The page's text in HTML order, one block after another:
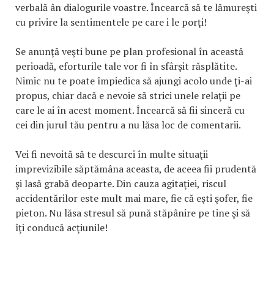
verbală ân dialogurile voastre. Încearcă să te lămureşti
cu privire la sentimentele pe care i le porţi!
Se anunţă veşti bune pe plan profesional în această
perioadă, eforturile tale vor fi în sfârşit răsplătite.
Nimic nu te poate împiedica să ajungi acolo unde ţi-ai
propus, chiar dacă e nevoie să strici unele relaţii pe
care le ai în acest moment. Încearcă să fii sinceră cu
cei din jurul tău pentru a nu lăsa loc de comentarii.
Vei fi nevoită să te descurci în multe situaţii
imprevizibile săptămâna aceasta, de aceea fii prudentă
şi lasă grabă deoparte. Din cauza agitaţiei, riscul
accidentărilor este mult mai mare, fie că eşti şofer, fie
pieton. Nu lăsa stresul să pună stăpânire pe tine şi să
îţi conducă acţiunile!